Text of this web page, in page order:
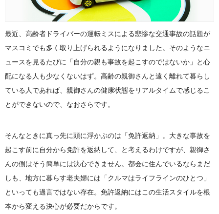
最近、高齢者ドライバーの運転ミスによる悲惨な交通事故の話題が
マスコミでも多く取り上げられるようになりました。そのようなニ
ュースを見るたびに「自分の親も事故を起こすのではないか」と心
配になる人も少なくないはず。高齢の親御さんと遠く離れて暮らし
ている人であれば、親御さんの健康状態をリアルタイムで感じるこ
とができないので、なおさらです。
そんなときに真っ先に頭に浮かぶのは「免許返納」。大きな事故を
起こす前に自分から免許を返納して、と考えるわけですが、親御さ
んの側はそう簡単には決心できません。都会に住んでいるならまだ
しも、地方に暮らす老夫婦には「クルマはライフラインのひとつ」
といっても過言ではない存在。免許返納にはこの生活スタイルを根
本から変える決心が必要だからです。